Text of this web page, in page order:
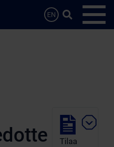
EN
Hae…
Avaa
Tilaa